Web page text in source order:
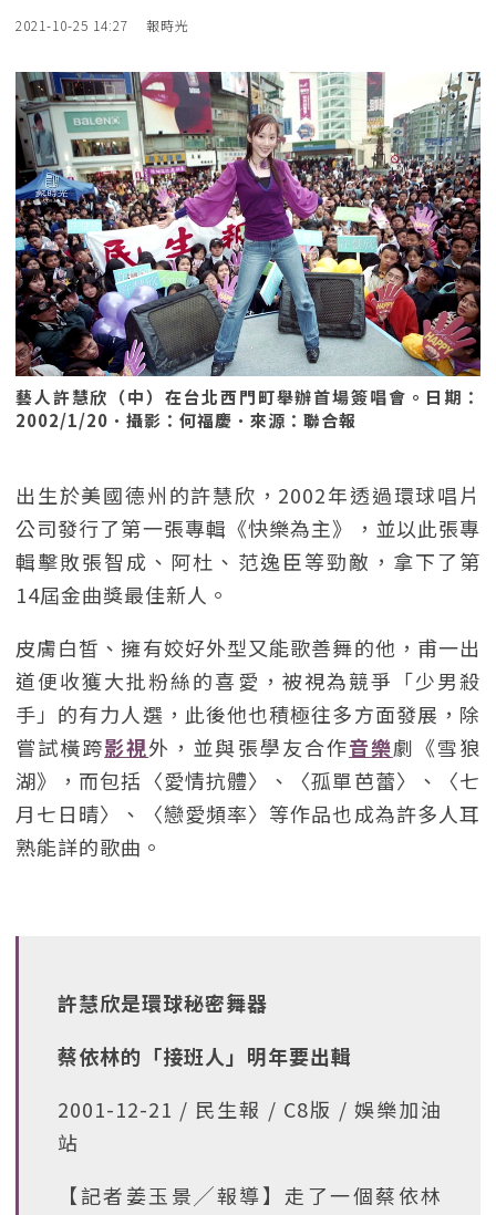
2021-10-25 14:27 報時光
藝人許慧欣（中）在台北西門町舉辦首場簽唱會。日期：
2002/1/20．攝影：何福慶．來源：聯合報
出生於美國德州的許慧欣，2002年透過環球唱片
公司發行了第一張專輯《快樂為主》，並以此張專
輯擊敗張智成、阿杜、范逸臣等勁敵，拿下了第
14屆金曲獎最佳新人。
皮膚白皙、擁有姣好外型又能歌善舞的他，甫一出
道便收獲大批粉絲的喜愛，被視為競爭「少男殺
手」的有力人選，此後他也積極往多方面發展，除
嘗試橫跨影視外，並與張學友合作音樂劇《雪狼
湖》，而包括〈愛情抗體〉、〈孤單芭蕾〉、〈七
月七日晴〉、〈戀愛頻率〉等作品也成為許多人耳
熟能詳的歌曲。
許慧欣是環球秘密舞器
蔡依林的「接班人」明年要出輯
2001-12-21 / 民生報 / C8版 / 娛樂加油
站
【記者姜玉景╱報導】走了一個蔡依林